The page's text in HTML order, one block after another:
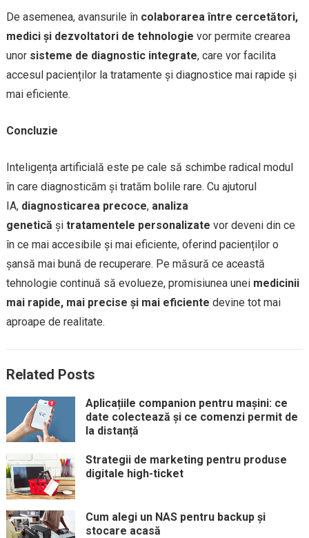
De asemenea, avansurile în colaborarea între cercetători,
medici și dezvoltatori de tehnologie vor permite crearea
unor sisteme de diagnostic integrate, care vor facilita
accesul pacienților la tratamente și diagnostice mai rapide și
mai eficiente.
Concluzie
Inteligența artificială este pe cale să schimbe radical modul
în care diagnosticăm și tratăm bolile rare. Cu ajutorul
IA, diagnosticarea precoce, analiza
genetică și tratamentele personalizate vor deveni din ce
în ce mai accesibile și mai eficiente, oferind pacienților o
șansă mai bună de recuperare. Pe măsură ce această
tehnologie continuă să evolueze, promisiunea unei medicinii
mai rapide, mai precise și mai eficiente devine tot mai
aproape de realitate.
Related Posts
Aplicațiile companion pentru mașini: ce
date colectează și ce comenzi permit de
la distanță
Strategii de marketing pentru produse
digitale high-ticket
Cum alegi un NAS pentru backup și
stocare acasă